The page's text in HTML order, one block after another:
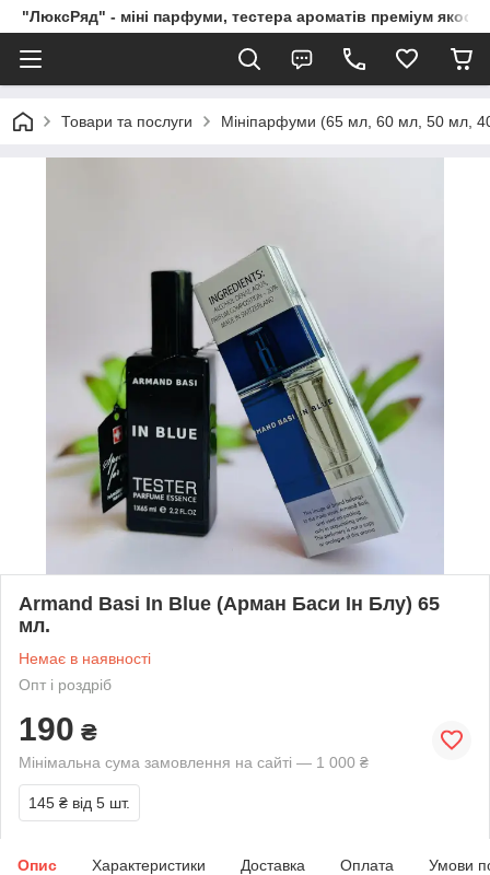
"ЛюксРяд" - міні парфуми, тестера ароматів преміум
Товари та послуги Мініпарфуми (65 мл, 60 мл, 50 мл,
Armand Basi In Blue (Арман Баси Iн Блу) 65
мл.
Немає в наявності
Опт і роздріб
190 ₴
Мінімальна сума замовлення на сайті — 1 000 ₴
145 ₴ від 5 шт.
Опис Характеристики Доставка Оплата Умови